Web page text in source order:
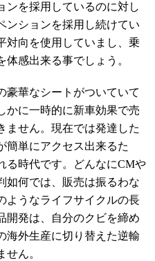
ンを採用しているのに対し
ンションを採用し続けてい
対向を使用していまし、乗
感出来る事でしょう。
豪華なシートがついていて
かに一時的に新車効果で売
ません。現在では発達した
簡単にアクセス出来るた
る時代です。どんなにCMや
如何では、販売は振るわな
ようなライフサイクルの長
開発は、自分のクビを締め
海外生産に切り替えた逆輸
ん。